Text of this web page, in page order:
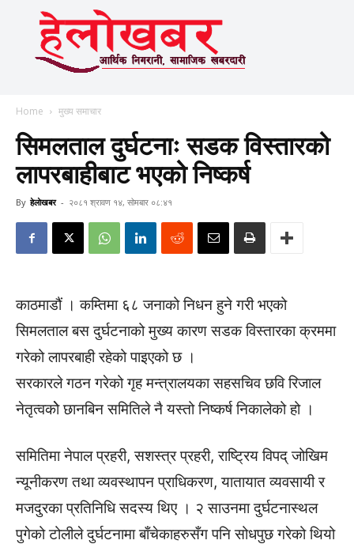
Home मुख्य समाचार
सिमलताल दुर्घटनाः सडक विस्तारको
लापरबाहीबाट भएको निष्कर्ष
By हेलाेखबर - २०८१ श्रावण १४, सोमबार ०८:४१
काठमाडौं । कम्तिमा ६८ जनाको निधन हुने गरी भएको
सिमलताल बस दुर्घटनाको मुख्य कारण सडक विस्तारका क्रममा
गरेको लापरबाही रहेको पाइएको छ ।
सरकारले गठन गरेको गृह मन्त्रालयका सहसचिव छवि रिजाल
नेतृत्वकोे छानबिन समितिले नै यस्तो निष्कर्ष निकालेको हो ।
समितिमा नेपाल प्रहरी, सशस्त्र प्रहरी, राष्ट्रिय विपद् जोखिम
न्यूनीकरण तथा व्यवस्थापन प्राधिकरण, यातायात व्यवसायी र
मजदुरका प्रतिनिधि सदस्य थिए । २ साउनमा दुर्घटनास्थल
पुगेको टोलीले दुर्घटनामा बाँचेकाहरुसँग पनि सोधपुछ गरेको थियो